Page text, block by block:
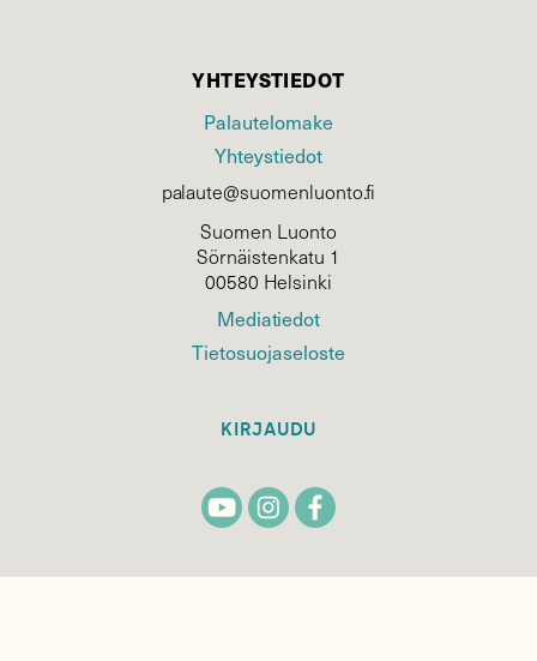
YHTEYSTIEDOT
Palautelomake
Yhteystiedot
palaute@suomenluonto.fi
Suomen Luonto
Sörnäistenkatu 1
00580 Helsinki
Mediatiedot
Tietosuojaseloste
KIRJAUDU